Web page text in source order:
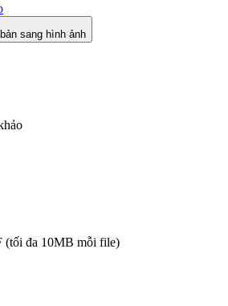
sang hình ảnh
(tối đa 10MB mỗi file)